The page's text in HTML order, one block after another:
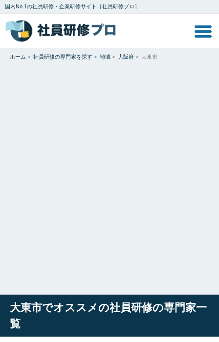
国内No.1の社員研修・企業研修サイト［社員研修プロ］
ホーム > 社員研修の専門家を探す > 地域 > 大阪府 > 大東市
大東市でオススメの社員研修の専門家一
覧